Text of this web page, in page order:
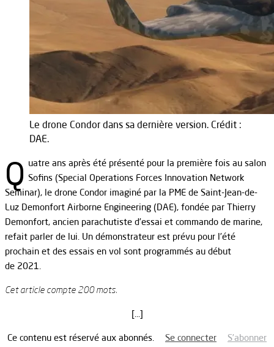
Le drone Condor dans sa dernière version. Crédit :
DAE.
Q uatre ans après été présenté pour la première fois au salon
Sofins (Special Operations Forces Innovation Network
Seminar), le drone Condor imaginé par la PME de Saint-Jean-de-
Luz Demonfort Airborne Engineering (DAE), fondée par Thierry
Demonfort, ancien parachutiste d’essai et commando de marine,
refait parler de lui. Un démonstrateur est prévu pour l’été
prochain et des essais en vol sont programmés au début
de 2021.
Cet article compte 200 mots.
[…]
Ce contenu est réservé aux abonnés. Se connecter S’abonner